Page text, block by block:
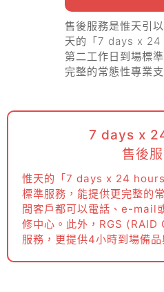
售後服務是惟天引
天的「7 days x 24
第二工作日到場標
完整的常態性專業支
7 days x
售後
惟天的「7 days x 24
標準服務，能提供更完整的
間客戶都可以電話、e-mail
修中心。此外，RGS
服務，更提供4小時到場備品